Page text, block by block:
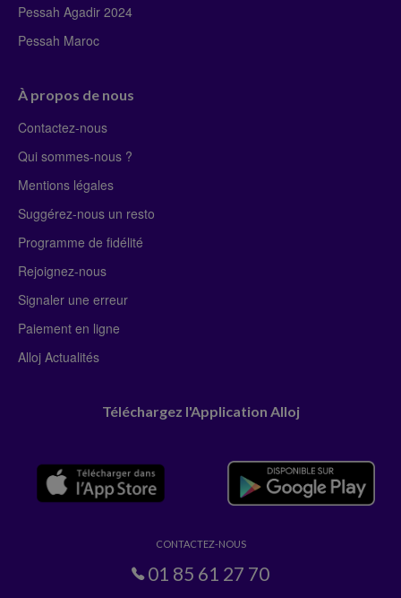
Pessah Agadir 2024
Pessah Maroc
À propos de nous
Contactez-nous
Qui sommes-nous ?
Mentions légales
Suggérez-nous un resto
Programme de fidélité
Rejoignez-nous
Signaler une erreur
Paiement en ligne
Alloj Actualités
Téléchargez l'Application Alloj
CONTACTEZ-NOUS
01 85 61 27 70